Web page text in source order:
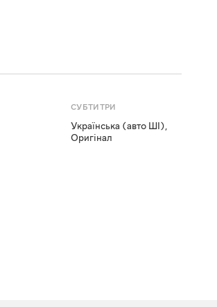
СУБТИТРИ
Українська (авто ШІ),
Оригінал